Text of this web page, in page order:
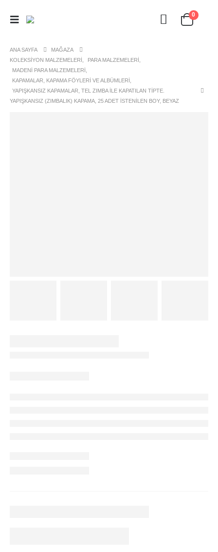
0
ANA SAYFA
MAĞAZA
KOLEKSIYON MALZEMELERI
PARA MALZEMELERI
MADENI PARA MALZEMELERI
KAPAMALAR, KAPAMA FÖYLERI VE ALBÜMLERI
YAPIŞKANSIZ KAPAMALAR, TEL ZIMBA ILE KAPATILAN TIPTE.
YAPIŞKANSIZ (ZIMBALIK) KAPAMA, 25 ADET ISTENILEN BOY, BEYAZ